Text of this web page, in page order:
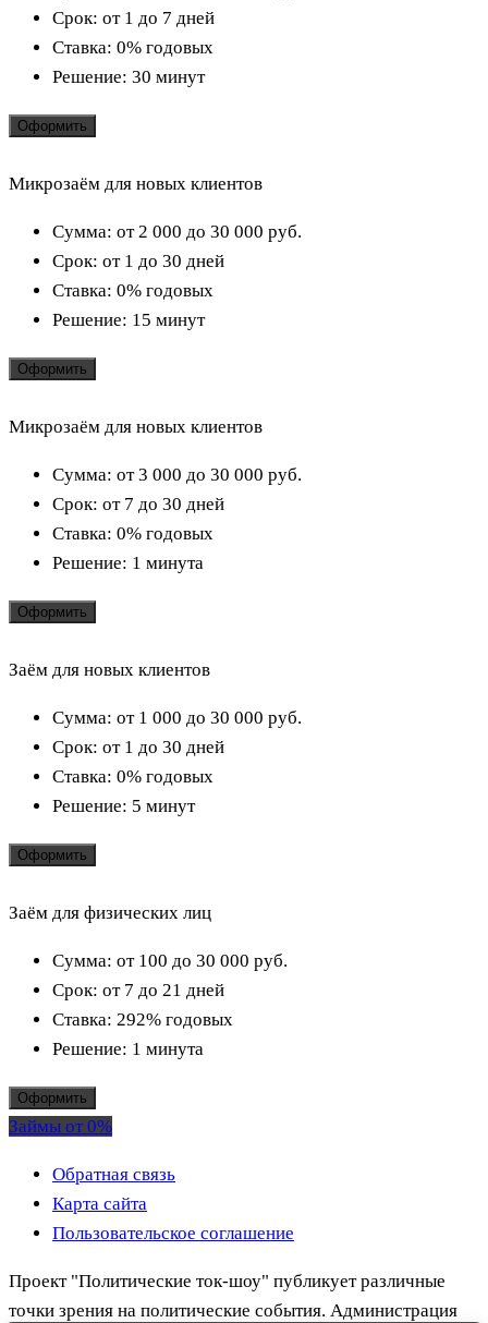
Срок: от 1 до 7 дней
Ставка: 0% годовых
Решение: 30 минут
Оформить
Микрозаём для новых клиентов
Сумма: от 2 000 до 30 000 руб.
Срок: от 1 до 30 дней
Ставка: 0% годовых
Решение: 15 минут
Оформить
Микрозаём для новых клиентов
Сумма: от 3 000 до 30 000 руб.
Срок: от 7 до 30 дней
Ставка: 0% годовых
Решение: 1 минута
Оформить
Заём для новых клиентов
Сумма: от 1 000 до 30 000 руб.
Срок: от 1 до 30 дней
Ставка: 0% годовых
Решение: 5 минут
Оформить
Заём для физических лиц
Сумма: от 100 до 30 000 руб.
Срок: от 7 до 21 дней
Ставка: 292% годовых
Решение: 1 минута
Оформить
Займы от 0%
Обратная связь
Карта сайта
Пользовательское соглашение
Проект "Политические ток-шоу" публикует различные
точки зрения на политические события. Администрация